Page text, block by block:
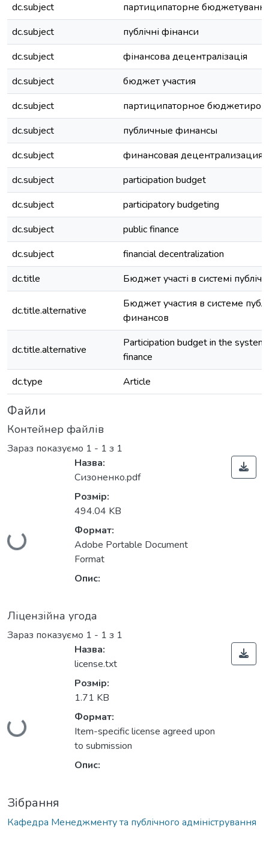
dc.subject
партиципаторне
dc.subject
публічні фінанси
dc.subject
фінансова децентралізація
dc.subject
бюджет участия
dc.subject
партиципаторное
dc.subject
публичные финансы
dc.subject
финансовая децентрализация
dc.subject
participation budget
dc.subject
participatory budgeting
dc.subject
public finance
dc.subject
financial decentralization
dc.title
Бюджет участі в системі
dc.title.alternative
Бюджет участия в системе
финансов
dc.title.alternative
Participation budget in the system
finance
dc.type
Article
Файли
Контейнер файлів
Зараз показуємо 1 - 1 з 1
Вантажиться...
Назва:
Сизоненко.pdf
Розмір:
494.04 KB
Формат:
Adobe Portable Document
Format
Опис:
Ліцензійна угода
Зараз показуємо 1 - 1 з 1
Вантажиться...
Назва:
license.txt
Розмір:
1.71 KB
Формат:
Item-specific license agreed upon
to submission
Опис:
Зібрання
Кафедра Менеджменту та публічного адміністрування